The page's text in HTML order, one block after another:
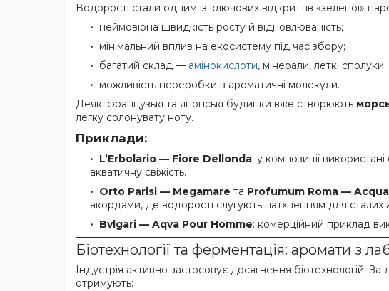
Водорості стали одним із ключових відкриттів «зеленої»
неймовірна швидкість росту й відновлюваність;
мінімальний вплив на екосистему під час збору;
багатий склад — амінокислоти, мінерали, леткі сполуки;
можливість переробки в ароматичні молекули.
Деякі французькі та японські будинки вже створюють
легку солонувату ноту.
Приклади:
L’Erbolario — Fiore Dellonda: у композиції
акватичну свіжість.
Orto Parisi — Megamare та Profumum Roma —
акордами, де водорості слугують натхненням для сталих
Bvlgari — Aqva Pour Homme: комерційний приклад
Біотехнології та ферментація: аромати з
Індустрія активно застосовує досягнення біотехнологій.
отримують: